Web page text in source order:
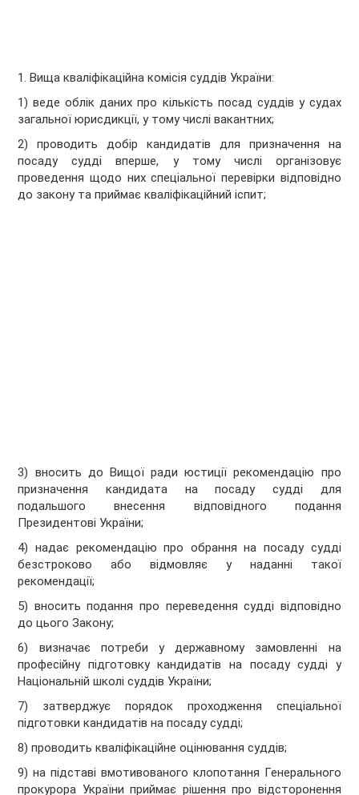
1. Вища кваліфікаційна комісія суддів України:
1) веде облік даних про кількість посад суддів у судах
загальної юрисдикції, у тому числі вакантних;
2) проводить добір кандидатів для призначення на
посаду судді вперше, у тому числі організовує
проведення щодо них спеціальної перевірки відповідно
до закону та приймає кваліфікаційний іспит;
3) вносить до Вищої ради юстиції рекомендацію про
призначення кандидата на посаду судді для
подальшого внесення відповідного подання
Президентові України;
4) надає рекомендацію про обрання на посаду судді
безстроково або відмовляє у наданні такої
рекомендації;
5) вносить подання про переведення судді відповідно
до цього Закону;
6) визначає потреби у державному замовленні на
професійну підготовку кандидатів на посаду судді у
Національній школі суддів України;
7) затверджує порядок проходження спеціальної
підготовки кандидатів на посаду судді;
8) проводить кваліфікаційне оцінювання суддів;
9) на підставі вмотивованого клопотання Генерального
прокурора України приймає рішення про відсторонення